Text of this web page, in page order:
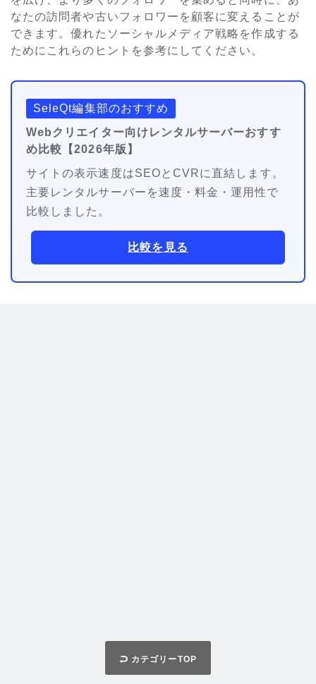
なたの訪問者や古いフォロワーを顧客に変えることが
できます。優れたソーシャルメディア戦略を作成する
ためにこれらのヒントを参考にしてください。
SeleQt編集部のおすすめ
Webクリエイター向けレンタルサーバーおすす
め比較【2026年版】
サイトの表示速度はSEOとCVRに直結します。
主要レンタルサーバーを速度・料金・運用性で
比較しました。
比較を見る
カテゴリーTOP